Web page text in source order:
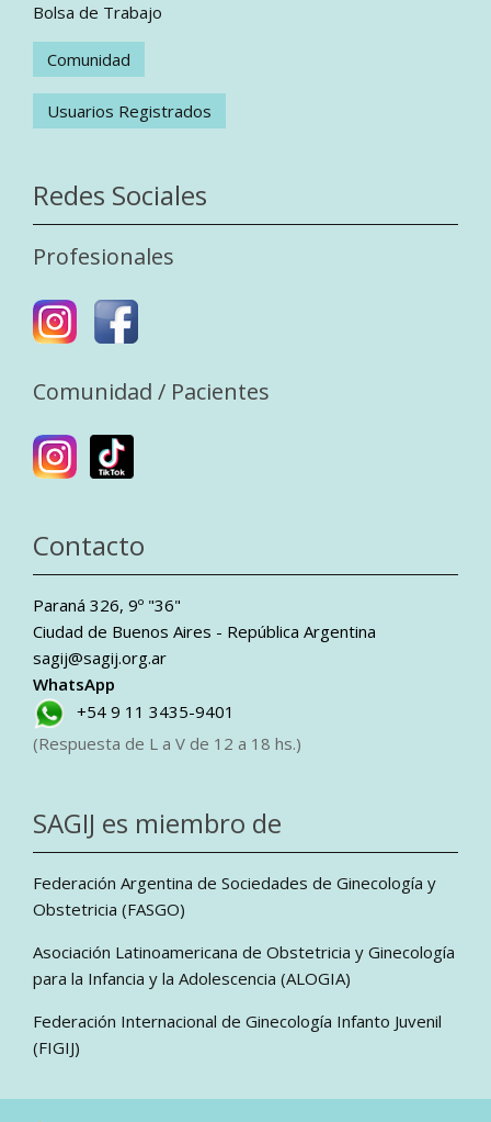
Bolsa de Trabajo
Comunidad
Usuarios Registrados
Redes Sociales
Profesionales
Comunidad / Pacientes
Contacto
Paraná 326, 9º "36"
Ciudad de Buenos Aires - República Argentina
sagij@sagij.org.ar
WhatsApp
+54 9 11 3435-9401
(Respuesta de L a V de 12 a 18 hs.)
SAGIJ es miembro de
Federación Argentina de Sociedades de Ginecología y
Obstetricia (FASGO)
Asociación Latinoamericana de Obstetricia y Ginecología
para la Infancia y la Adolescencia (ALOGIA)
Federación Internacional de Ginecología Infanto Juvenil
(FIGIJ)